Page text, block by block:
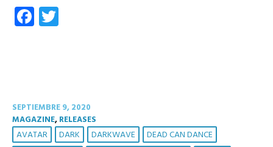
Facebook
SEPTIEMBRE 9, 2020
MAGAZINE,RELEASES
AVATAR DARK DARKWAVE
DEAD CAN DANCE